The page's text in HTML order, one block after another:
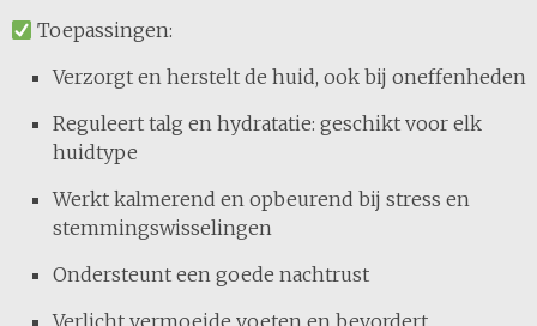
Toepassingen:
Verzorgt en herstelt de huid, ook bij oneffenheden
Reguleert talg en hydratatie: geschikt voor elk
huidtype
Werkt kalmerend en opbeurend bij stress en
stemmingswisselingen
Ondersteunt een goede nachtrust
Verlicht vermoeide voeten en bevordert